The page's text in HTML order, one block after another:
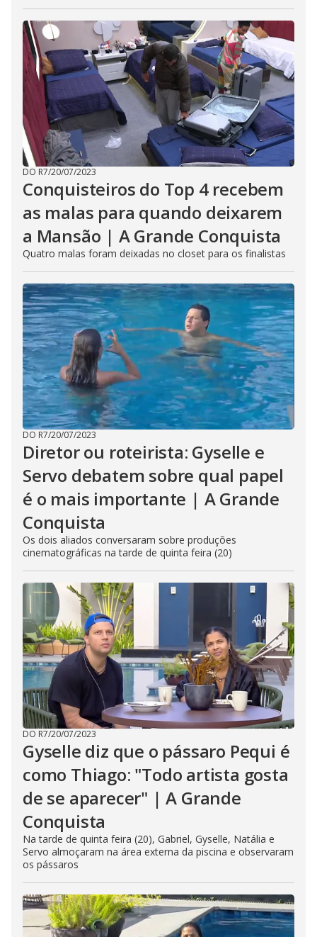
DO R7/20/07/2023
Conquisteiros do Top 4 recebem
as malas para quando deixarem
a Mansão | A Grande Conquista
Quatro malas foram deixadas no closet para os finalistas
DO R7/20/07/2023
Diretor ou roteirista: Gyselle e
Servo debatem sobre qual papel
é o mais importante | A Grande
Conquista
Os dois aliados conversaram sobre produções
cinematográficas na tarde de quinta feira (20)
DO R7/20/07/2023
Gyselle diz que o pássaro Pequi é
como Thiago: "Todo artista gosta
de se aparecer" | A Grande
Conquista
Na tarde de quinta feira (20), Gabriel, Gyselle, Natália e
Servo almoçaram na área externa da piscina e observaram
os pássaros